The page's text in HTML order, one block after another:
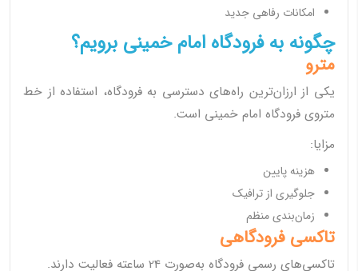
امکانات رفاهی جدید
چگونه به فرودگاه امام خمینی برویم؟
مترو
یکی از ارزان‌ترین راه‌های دسترسی به فرودگاه، استفاده از خط
متروی فرودگاه امام خمینی است.
مزایا:
هزینه پایین
جلوگیری از ترافیک
زمان‌بندی منظم
تاکسی فرودگاهی
تاکسی‌های رسمی فرودگاه به‌صورت 24 ساعته فعالیت دارند.